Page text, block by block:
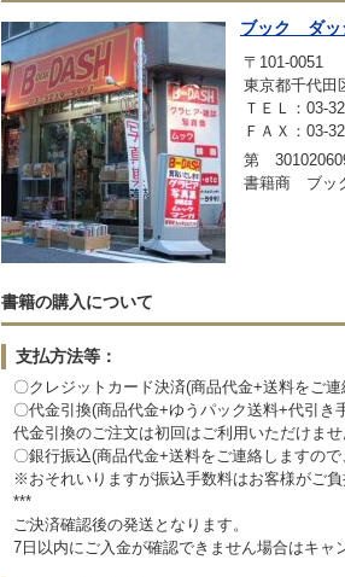
ブック ダッ
〒101-0051
東京都千代田
ＴＥＬ：03-
ＦＡＸ：03-
第
書籍商 ブッ
書籍の購入について
支払方法等：
〇クレジットカード決済(商品代金+送料をご
〇代金引換(商品代金+ゆうパック送料+代引
代金引換のご注文は初回はご利用いただけませ
〇銀行振込(商品代金+送料をご連絡しますの
※おそれいりますが振込手数料はお客様がご負
***
ご決済確認後の発送となります。
7日以内にご入金が確認できません場合はキャ